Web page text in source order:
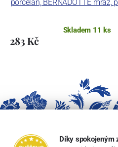
porcelán, BERNADOTTE mráz,
Skladem 11 ks
283 Kč
Díky spokojeným